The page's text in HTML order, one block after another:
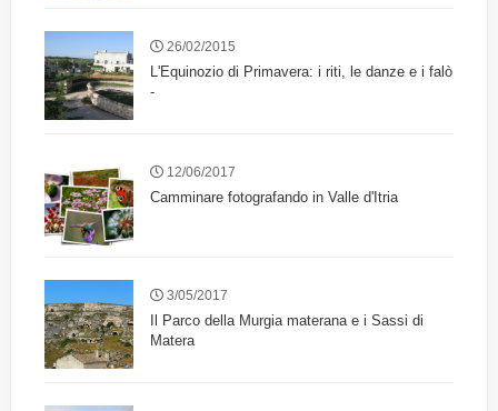
26/02/2015
L'Equinozio di Primavera: i riti, le danze e i falò
-
12/06/2017
Camminare fotografando in Valle d'Itria
3/05/2017
Il Parco della Murgia materana e i Sassi di
Matera